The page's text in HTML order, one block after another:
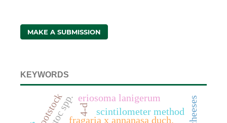
MAKE A SUBMISSION
KEYWORDS
fragaria x annanasa duch.
scintilometer method
eriosoma lanigerum
rootstock 4-d